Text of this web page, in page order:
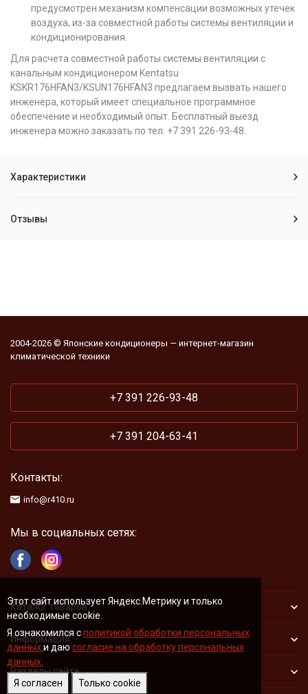
Этот сайт использует Яндекс.Метрику и только
необходимые cookie.
Я ознакомился сполитикой обработки персональных
данныхи даю согласие на обработку персональных
данных.
Я согласен
Только cookie
предусмотрен механизм компенсации возможных утечек
воздуха, из-за совместной работы системы вентиляции и
кондиционирования.
Для расчета совместной работы системы вентиляции с
канальным кондиционером Kentatsu
KSKR176HFAN3/KSUN176HFAN3 предлагаем вызвать нашего
инженера, который имеет специальное программное
обеспечение и необходимый опыт. Бесплатный выезд
инженера можно заказать по тел. +7 391 226-93-48.
Характеристики
Отзывы
2004-2026 © Японские кондиционеры — интернет-магазин
климатической техники
+7 391 226-93-48
+7 391 204-63-41
Контакты:
info@r410.ru
Мы в социальных сетях:
Каталог товаров
Информация
Разделы сайта